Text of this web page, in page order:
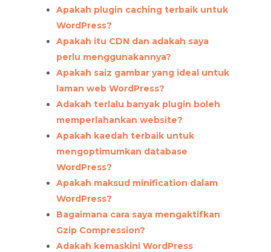
Apakah plugin caching terbaik untuk
WordPress?
Apakah itu CDN dan adakah saya
perlu menggunakannya?
Apakah saiz gambar yang ideal untuk
laman web WordPress?
Adakah terlalu banyak plugin boleh
memperlahankan website?
Apakah kaedah terbaik untuk
mengoptimumkan database
WordPress?
Apakah maksud minification dalam
WordPress?
Bagaimana cara saya mengaktifkan
Gzip Compression?
Adakah kemaskini WordPress